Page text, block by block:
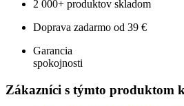
2 000+ produktov skladom
Doprava zadarmo od 39 €
Garancia
spokojnosti
Zákazníci s týmto produktom